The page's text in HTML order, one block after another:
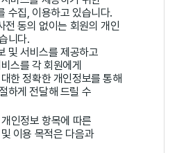
수집, 이용하고 있습니다.
전 동의 없이는 회원의 개인
니다.
및 서비스를 제공하고
스를 각 회원에게
한 정확한 개인정보를 통해
하게 전달해 드릴 수
인정보 항목에 따른
이용 목적은 다음과